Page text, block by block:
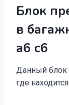
Блок
в
а6 с6
Данный блок
где